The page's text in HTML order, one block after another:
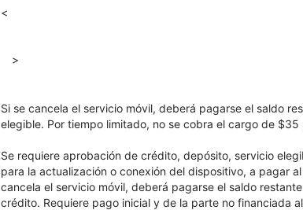
<
>
Si se cancela el servicio móvil, deberá pagarse el saldo
elegible. Por tiempo limitado, no se cobra el cargo de
Se requiere aprobación de crédito, depósito, servicio
para la actualización o conexión del dispositivo, a pagar
cancela el servicio móvil, deberá pagarse el saldo
crédito. Requiere pago inicial y de la parte no financiada